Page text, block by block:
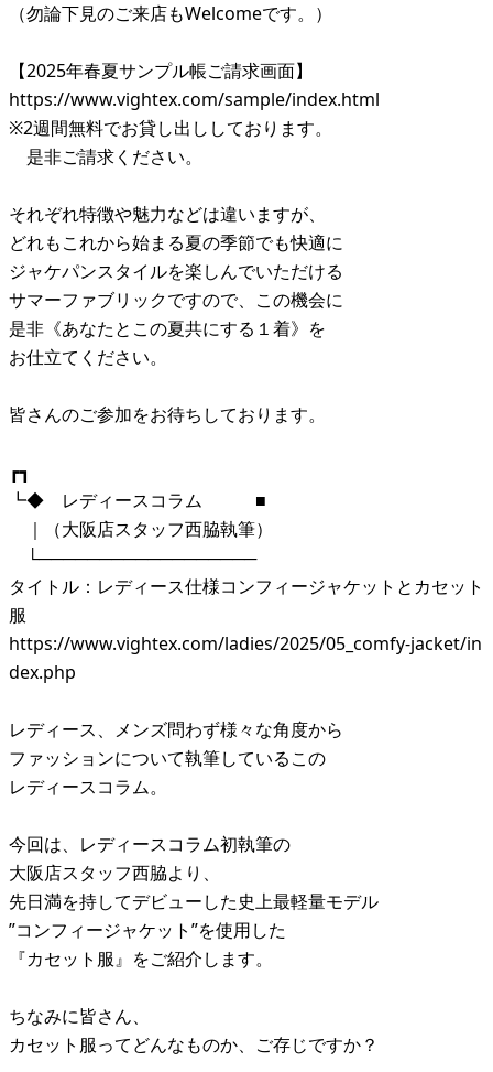
（勿論下見のご来店もWelcomeです。）
【2025年春夏サンプル帳ご請求画面】
https://www.vightex.com/sample/index.html
※2週間無料でお貸し出ししております。
是非ご請求ください。
それぞれ特徴や魅力などは違いますが、
どれもこれから始まる夏の季節でも快適に
ジャケパンスタイルを楽しんでいただける
サマーファブリックですので、この機会に
是非《あなたとこの夏共にする１着》を
お仕立てください。
皆さんのご参加をお待ちしております。
┏┓
┗◆ レディースコラム ■
｜（大阪店スタッフ西脇執筆）
└──────────────────
タイトル：レディース仕様コンフィージャケットとカセット
服
https://www.vightex.com/ladies/2025/05_comfy-jacket/in
dex.php
レディース、メンズ問わず様々な角度から
ファッションについて執筆しているこの
レディースコラム。
今回は、レディースコラム初執筆の
大阪店スタッフ西脇より、
先日満を持してデビューした史上最軽量モデル
”コンフィージャケット”を使用した
『カセット服』をご紹介します。
ちなみに皆さん、
カセット服ってどんなものか、ご存じですか？